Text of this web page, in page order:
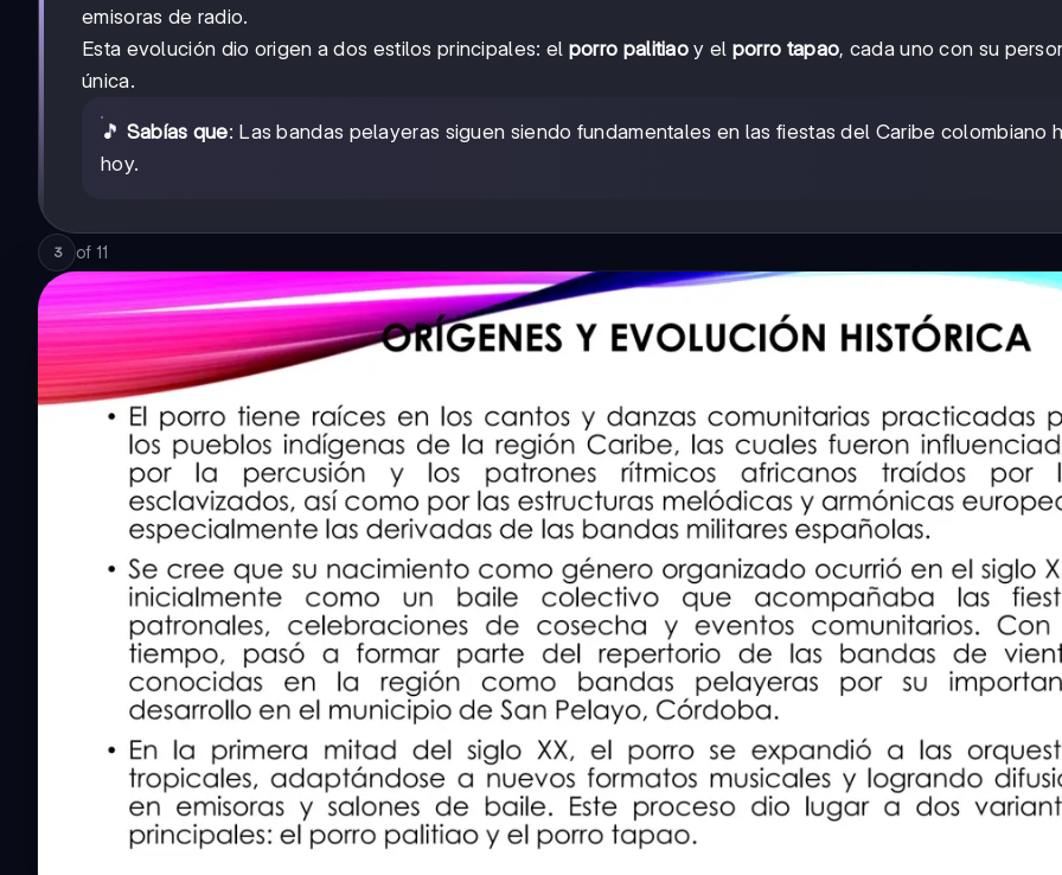
emisoras de radio.
Esta evolución dio origen a dos estilos principales: el porro palitiao y el porro tapao, cada uno con su
única.
🎵 Sabías que: Las bandas pelayeras siguen siendo fundamentales en las fiestas del Caribe colombiano
hoy.
3 of 11